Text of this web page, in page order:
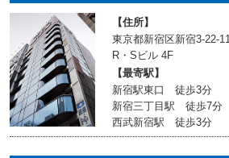
【住所】
東京都新宿区新宿3-22-11
R・Sビル 4F
【最寄駅】
新宿駅東口 徒歩3分
新宿三丁目駅 徒歩7分
西武新宿駅 徒歩3分